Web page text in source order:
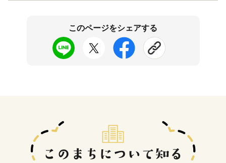
このページをシェアする